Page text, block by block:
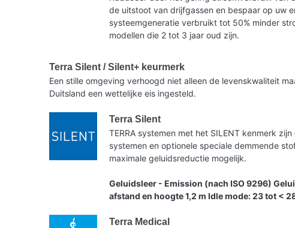
de uitstoot van drijfgassen en bespaar op uw
systeemgeneratie verbruikt tot 50% minder
modellen die 2 tot 3 jaar oud zijn.
Terra Silent / Silent+ keurmerk
Een stille omgeving verhoogd niet alleen de levenskwaliteit
Duitsland een wettelijke eis ingesteld.
Terra Silent
TERRA systemen met het SILENT kenmerk
systemen en optionele speciale demmende
maximale geluidsreductie mogelijk.
Geluidsleer - Emission (nach ISO 9296)
afstand en hoogte 1,2 m Idle mode: 23 tot <
Terra Medical